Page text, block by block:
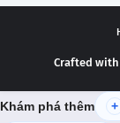
Crafted
Khám phá thêm +